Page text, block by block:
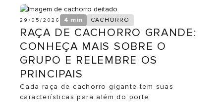
29/05/2026 4 min CACHORRO
RAÇA DE CACHORRO GRANDE:
CONHEÇA MAIS SOBRE O
GRUPO E RELEMBRE OS
PRINCIPAIS
Cada raça de cachorro gigante tem suas
características para além do porte.